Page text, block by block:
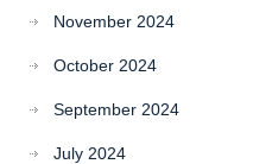
November 2024
October 2024
September 2024
July 2024